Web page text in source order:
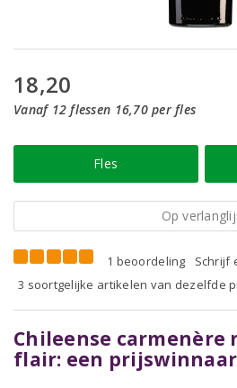
18,20
Vanaf 12 flessen 16,70 per fles
Fles
Op
1 beoordeling
Schrijf
3 soortgelijke artikelen van dezelfde
Chileense carmenère
flair: een prijswinnaar